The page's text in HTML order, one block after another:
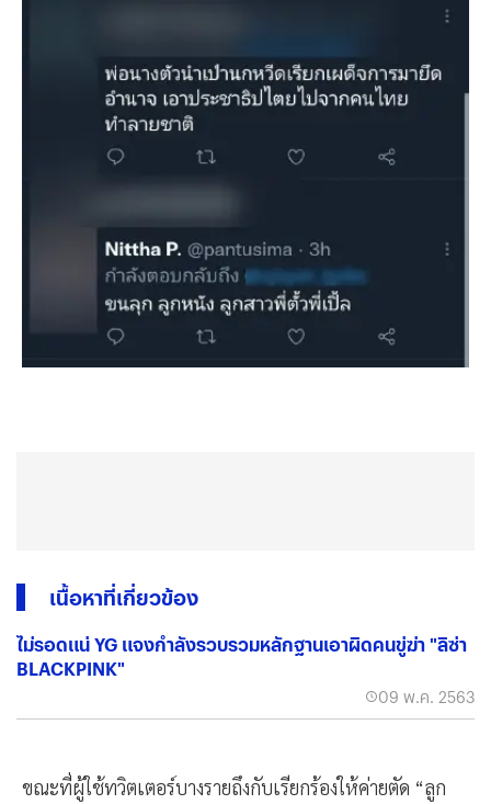
เนื้อหาที่เกี่ยวข้อง
ไม่รอดแน่ YG แจงกำลังรวบรวมหลักฐานเอาผิดคนขู่ฆ่า "ลิซ่า
BLACKPINK"
09 พ.ค. 2563
ขณะที่ผู้ใช้ทวิตเตอร์บางรายถึงกับเรียกร้องให้ค่ายตัด “ลูก